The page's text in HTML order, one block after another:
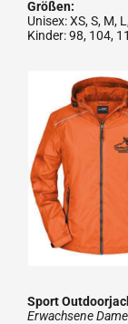
Größen:
Unisex: XS, S, M,
Kinder: 98, 104,
Sport
Erwachsene